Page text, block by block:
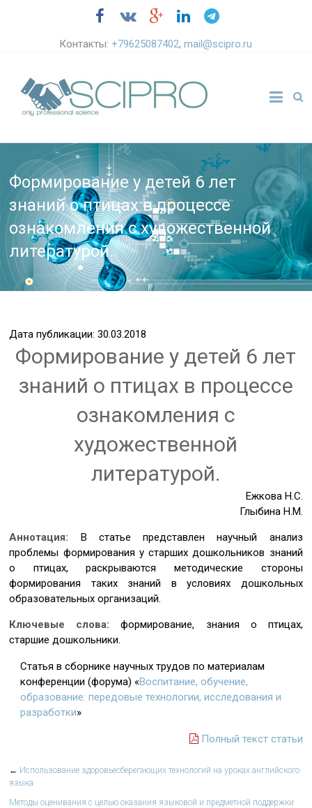
Контакты:+79625087402,mail@scipro.ru
Формирование у детей 6 лет
знаний о птицах в процессе
ознакомления с художественной
литературой.
Дата публикации: 30.03.2018
Формирование у детей 6 лет
знаний о птицах в процессе
ознакомления с
художественной
литературой.
Ежкова Н.С.
Глыбина Н.М.
Аннотация: В статье представлен научный анализ
проблемы формирования у старших дошкольников знаний
о птицах, раскрываются методические стороны
формирования таких знаний в условиях дошкольных
образовательных организаций.
Ключевые слова:формирование, знания о птицах,
старшие дошкольники.
Статья в сборнике научных трудов по материалам
конференции (форума) «Воспитание, обучение,
образование: передовые технологии, исследования и
разработки»
Полный текст статьи
← Использование здоровьесберегающих технологий на уроках английского
языка
Методы оценивания с целью оказания языковой и предметной поддержки